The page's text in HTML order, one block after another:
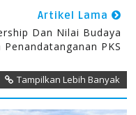
Artikel Lama
Dan Nilai Budaya
PKS
Tampilkan Lebih Banyak